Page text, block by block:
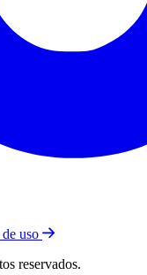
uso
reservados.